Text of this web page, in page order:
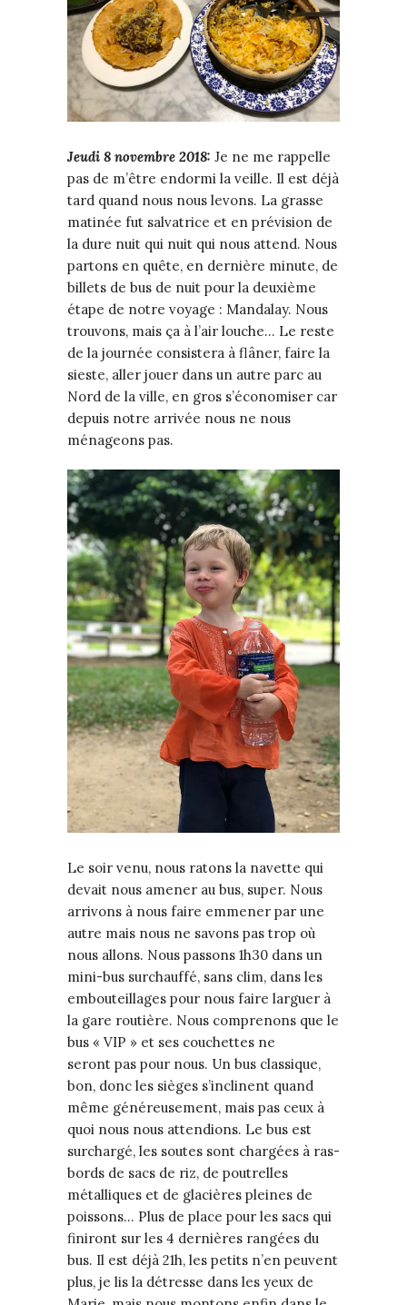
Jeudi 8 novembre 2018: Je ne me rappelle
pas de m’être endormi la veille. Il est déjà
tard quand nous nous levons. La grasse
matinée fut salvatrice et en prévision de
la dure nuit qui nuit qui nous attend. Nous
partons en quête, en dernière minute, de
billets de bus de nuit pour la deuxième
étape de notre voyage : Mandalay. Nous
trouvons, mais ça à l’air louche… Le reste
de la journée consistera à flâner, faire la
sieste, aller jouer dans un autre parc au
Nord de la ville, en gros s’économiser car
depuis notre arrivée nous ne nous
ménageons pas.
Le soir venu, nous ratons la navette qui
devait nous amener au bus, super. Nous
arrivons à nous faire emmener par une
autre mais nous ne savons pas trop où
nous allons. Nous passons 1h30 dans un
mini-bus surchauffé, sans clim, dans les
embouteillages pour nous faire larguer à
la gare routière. Nous comprenons que le
bus « VIP » et ses couchettes ne
seront pas pour nous. Un bus classique,
bon, donc les sièges s’inclinent quand
même généreusement, mais pas ceux à
quoi nous nous attendions. Le bus est
surchargé, les soutes sont chargées à ras-
bords de sacs de riz, de poutrelles
métalliques et de glacières pleines de
poissons… Plus de place pour les sacs qui
finiront sur les 4 dernières rangées du
bus. Il est déjà 21h, les petits n’en peuvent
plus, je lis la détresse dans les yeux de